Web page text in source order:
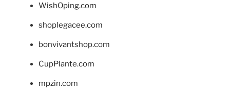
WishOping.com
shoplegacee.com
bonvivantshop.com
CupPlante.com
mpzin.com